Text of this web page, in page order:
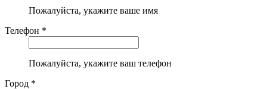
Пожалуйста, укажите ваше имя
Телефон *
Пожалуйста, укажите ваш телефон
Город *